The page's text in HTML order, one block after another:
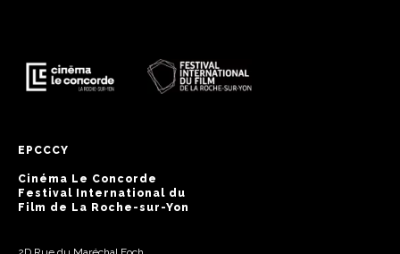
EPCCCY
Cinéma Le Concorde
Festival International du
Film de La Roche-sur-Yon